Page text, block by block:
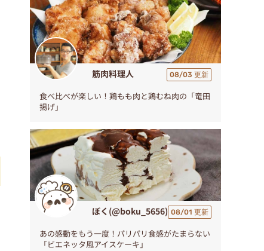
筋肉料理人 08/03 更新
食べ比べが楽しい！鶏もも肉と鶏むね肉の「竜田
揚げ」
ぼく(@boku_5656) 08/01 更新
あの感動をもう一度！パリパリ食感がたまらない
「ビエネッタ風アイスケーキ」